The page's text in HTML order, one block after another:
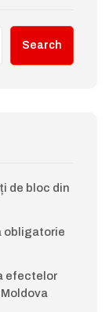
Search
de bloc din
obligatorie
efectelor